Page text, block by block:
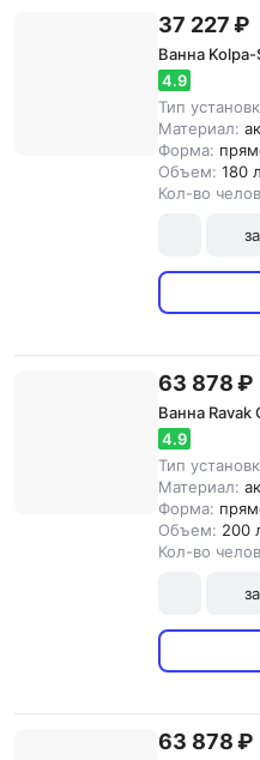
37 227 ₽
Ванна Kolpa-
4.9
Тип
Материал:
Форма:
Объем: 180 л
Кол-во
63 878 ₽
Ванна Ravak
4.9
Тип
Материал:
Форма:
Объем: 200
Кол-во
63 878 ₽